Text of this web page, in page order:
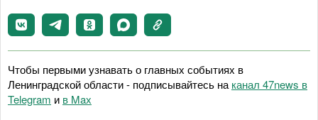
Чтобы первыми узнавать о главных событиях в
Ленинградской области - подписывайтесь на канал 47news в
Telegram и в Maх